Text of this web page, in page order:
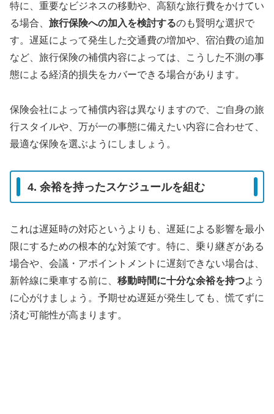
特に、重要なビジネスの移動や、高額な旅行費をかけてい
る場合、 旅行保険への加入を検討するのも賢明な選択で
す。遅延によって発生した交通費の増加や、宿泊費の追加
など、旅行保険の補償内容によっては、こうした不測の事
態による経済的損失をカバーできる場合があります。
保険会社によって補償内容は異なりますので、ご自身の旅
行スタイルや、万が一の事態に備えたい内容に合わせて、
最適な保険を選ぶようにしましょう。
4. 余裕を持ったスケジュールを組む
これは遅延時の対応というよりも、遅延による影響を最小
限にするための根本的な対策です。特に、乗り継ぎがある
場合や、会議・アポイントメントに遅刻できない場合は、
新幹線に乗車する前に、 移動時間に十分な余裕を持つよう
に心がけましょう。予期せぬ遅延が発生しても、慌てずに
済む可能性が高まります。